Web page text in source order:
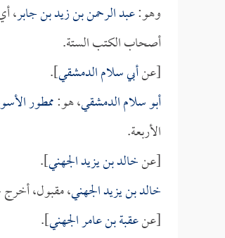
وهو:عبد الرحمن بن زيد بن جابر،
أصحاب الكتب الستة.
[عنأبي سلام الدمشقي].
أبو سلام الدمشقي، هو:ممطور
الأربعة.
[عنخالد بن يزيد الجهني].
خالد بن يزيد الجهني، مقبول،
[عنعقبة بن عامر الجهني].